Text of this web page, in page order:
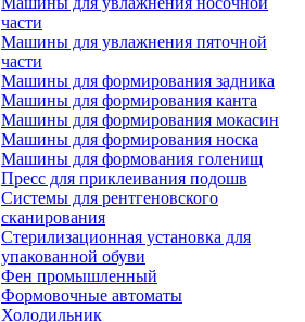
части
Машины для увлажнения пяточной
части
Машины для формирования задника
Машины для формирования канта
Машины для формирования мокасин
Машины для формирования носка
Машины для формования голенищ
Пресс для приклеивания подошв
Системы для рентгеновского
сканирования
Стерилизационная установка для
упакованной обуви
Фен промышленный
Формовочные автоматы
Холодильник